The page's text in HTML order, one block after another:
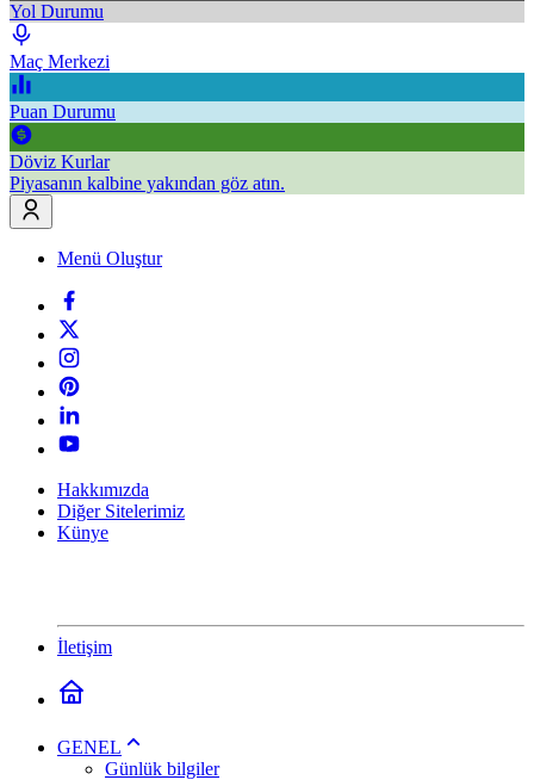
Yol Durumu
Maç Merkezi
Puan Durumu
Döviz Kurlar
Piyasanın kalbine yakından göz atın.
Menü Oluştur
Hakkımızda
Diğer Sitelerimiz
Künye
İletişim
GENEL
Günlük bilgiler